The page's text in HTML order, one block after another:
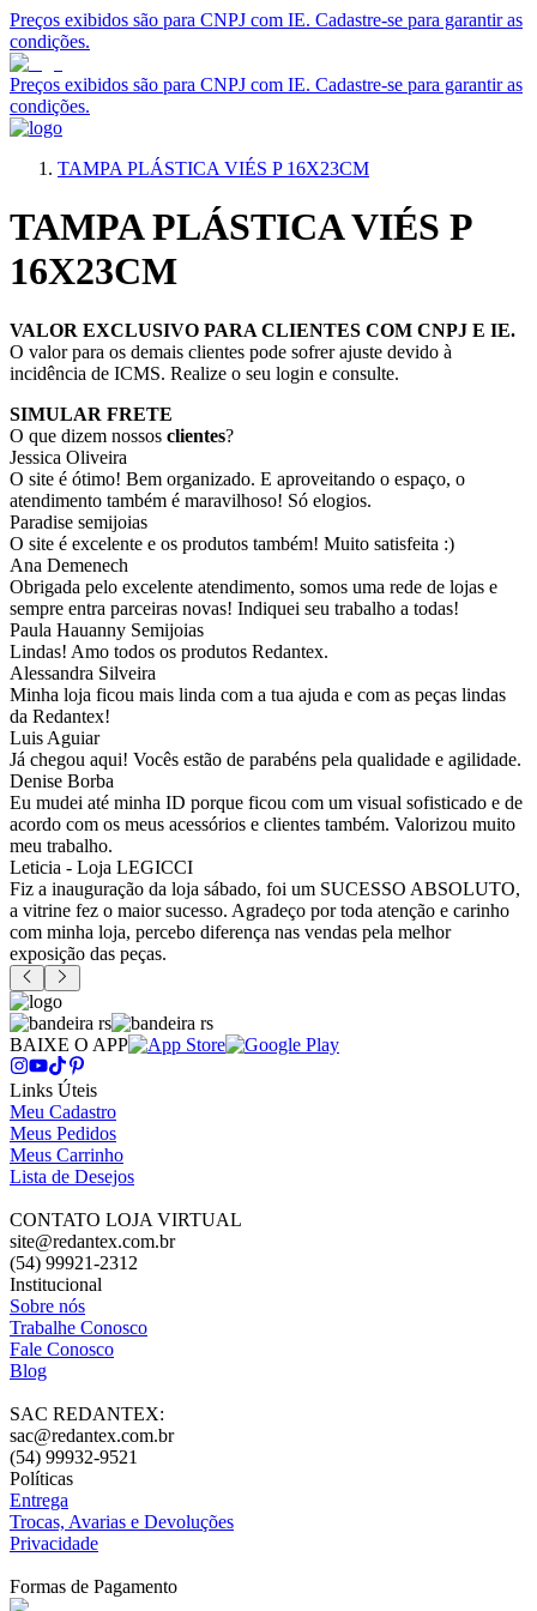
Preços exibidos são para CNPJ com IE. Cadastre-se para garantir as
condições.
Preços exibidos são para CNPJ com IE. Cadastre-se para garantir as
condições.
TAMPA PLÁSTICA VIÉS P 16X23CM
TAMPA PLÁSTICA VIÉS P
16X23CM
VALOR EXCLUSIVO PARA CLIENTES COM CNPJ E IE.
O valor para os demais clientes pode sofrer ajuste devido à
incidência de ICMS. Realize o seu login e consulte.
SIMULAR FRETE
O que dizem nossos clientes?
Jessica Oliveira
O site é ótimo! Bem organizado. E aproveitando o espaço, o
atendimento também é maravilhoso! Só elogios.
Paradise semijoias
O site é excelente e os produtos também! Muito satisfeita :)
Ana Demenech
Obrigada pelo excelente atendimento, somos uma rede de lojas e
sempre entra parceiras novas! Indiquei seu trabalho a todas!
Paula Hauanny Semijoias
Lindas! Amo todos os produtos Redantex.
Alessandra Silveira
Minha loja ficou mais linda com a tua ajuda e com as peças lindas
da Redantex!
Luis Aguiar
Já chegou aqui! Vocês estão de parabéns pela qualidade e agilidade.
Denise Borba
Eu mudei até minha ID porque ficou com um visual sofisticado e de
acordo com os meus acessórios e clientes também. Valorizou muito
meu trabalho.
Leticia - Loja LEGICCI
Fiz a inauguração da loja sábado, foi um SUCESSO ABSOLUTO,
a vitrine fez o maior sucesso. Agradeço por toda atenção e carinho
com minha loja, percebo diferença nas vendas pela melhor
exposição das peças.
BAIXE O APP
Links Úteis
Meu Cadastro
Meus Pedidos
Meus Carrinho
Lista de Desejos
CONTATO LOJA VIRTUAL
site@redantex.com.br
(54) 99921-2312
Institucional
Sobre nós
Trabalhe Conosco
Fale Conosco
Blog
SAC REDANTEX:
sac@redantex.com.br
(54) 99932-9521
Políticas
Entrega
Trocas, Avarias e Devoluções
Privacidade
Formas de Pagamento